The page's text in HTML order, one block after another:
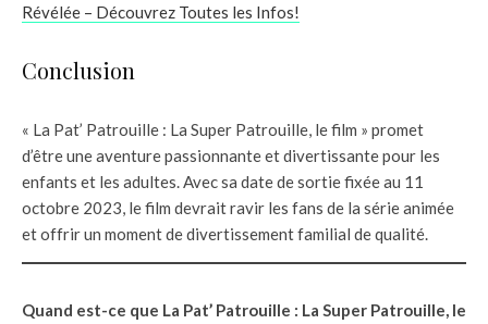
Révélée – Découvrez Toutes les Infos!
Conclusion
« La Pat’ Patrouille : La Super Patrouille, le film » promet
d’être une aventure passionnante et divertissante pour les
enfants et les adultes. Avec sa date de sortie fixée au 11
octobre 2023, le film devrait ravir les fans de la série animée
et offrir un moment de divertissement familial de qualité.
Quand est-ce que La Pat’ Patrouille : La Super Patrouille, le